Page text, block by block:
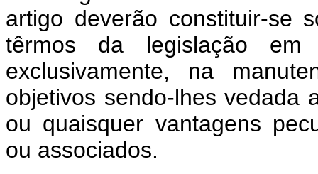
artigo deverão constituir-se
têrmos da legislação
exclusivamente, na
objetivos sendo-lhes vedada
ou quaisquer vantagens
ou associados.